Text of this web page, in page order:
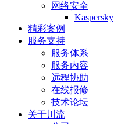
网络安全
Kaspersky
精彩案例
服务支持
服务体系
服务内容
远程协助
在线报修
技术论坛
关于川流